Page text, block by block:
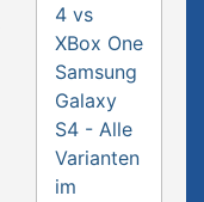
4 vs
XBox One
Samsung
Galaxy
S4 - Alle
Varianten
im